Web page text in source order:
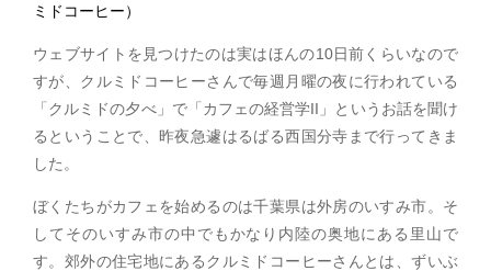
ミドコーヒー）
ウェブサイトを見つけたのは実はほんの10日前くらいなので
すが、クルミドコーヒーさんで毎週月曜の夜に行われている
「クルミドの夕べ」で「カフェの経営学II」というお話を聞け
るということで、昨夜急遽はるばる西国分寺まで行ってきま
した。
ぼくたちがカフェを始めるのは千葉県は外房のいすみ市。そ
してそのいすみ市の中でもかなり内陸の奥地にある里山で
す。郊外の住宅地にあるクルミドコーヒーさんとは、ずいぶ